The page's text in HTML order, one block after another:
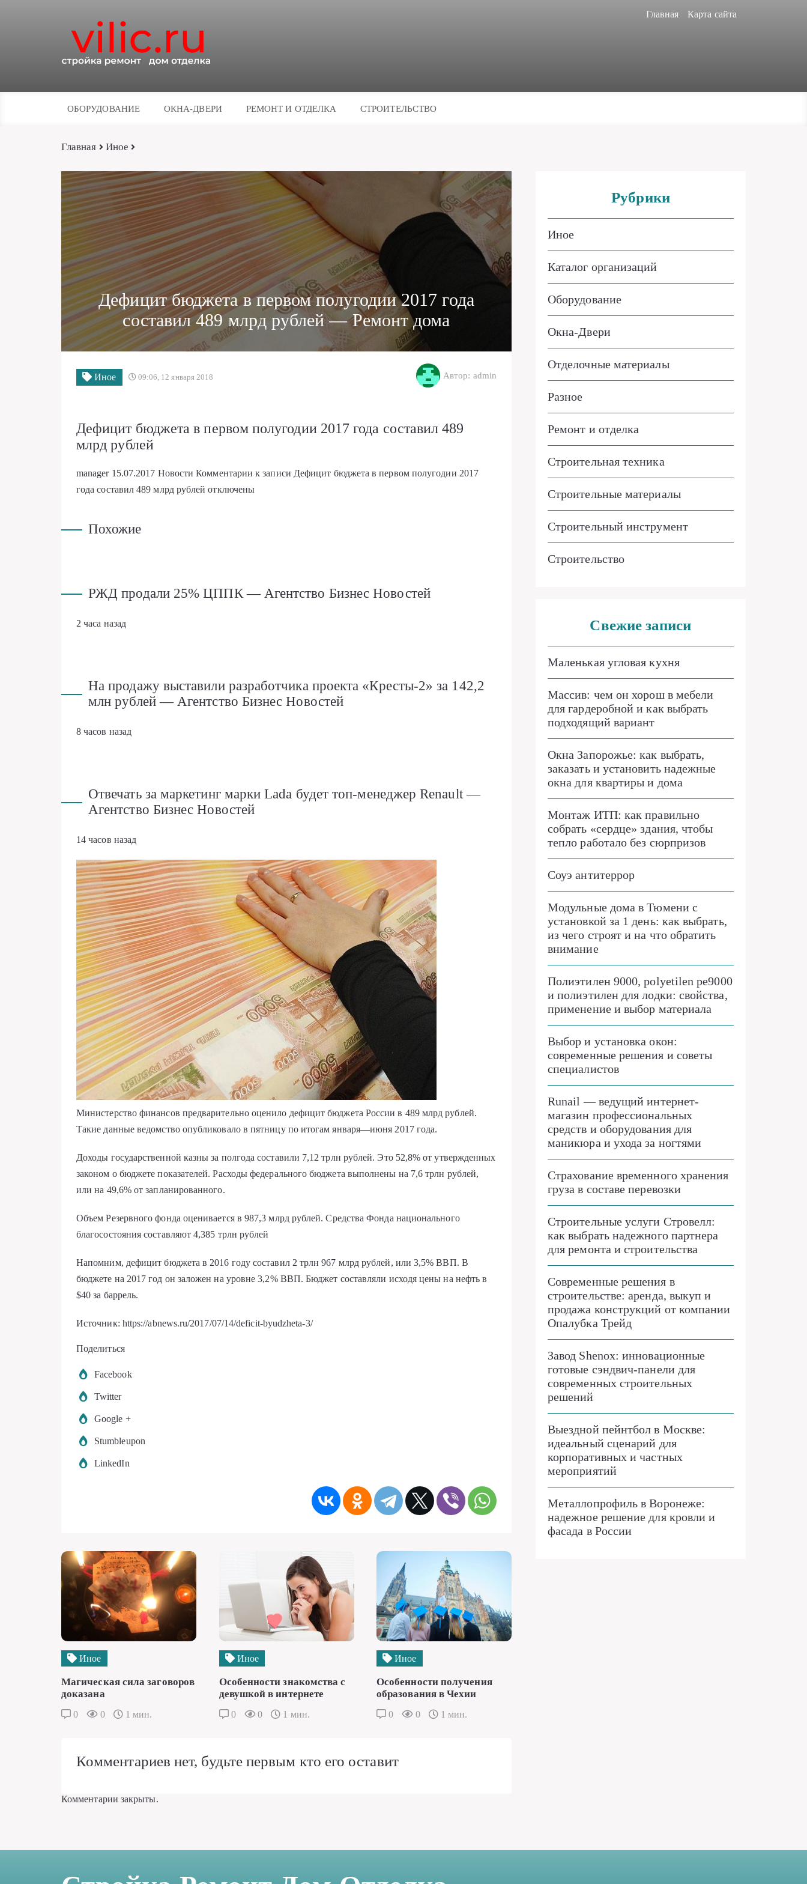
Главная Карта сайта
ОБОРУДОВАНИЕ ОКНА-ДВЕРИ РЕМОНТ И ОТДЕЛКА СТРОИТЕЛЬСТВО
Главная Иное
Дефицит бюджета в первом полугодии 2017 года
составил 489 млрд рублей — Ремонт дома
Иное 09:06, 12 января 2018 Автор: admin
Дефицит бюджета в первом полугодии 2017 года составил 489
млрд рублей
manager 15.07.2017 Новости Комментариик записи Дефицит бюджета в первом полугодии 2017
года составил 489 млрд рублей отключены
Похожие
РЖД продали 25% ЦППК — Агентство Бизнес Новостей
2 часа назад
На продажу выставили разработчика проекта «Кресты-2» за 142,2
млн рублей — Агентство Бизнес Новостей
8 часов назад
Отвечать за маркетинг марки Lada будет топ-менеджер Renault —
Агентство Бизнес Новостей
14 часов назад
Министерство финансов предварительно оценило дефицит бюджета России в 489 млрд рублей.
Такие данные ведомство опубликовало в пятницу по итогам января—июня 2017 года.
Доходы государственной казны за полгода составили 7,12 трлн рублей. Это 52,8% от утвержденных
законом о бюджете показателей. Расходы федерального бюджета выполнены на 7,6 трлн рублей,
или на 49,6% от запланированного.
Объем Резервного фонда оценивается в 987,3 млрд рублей. Средства Фонда национального
благосостояния составляют 4,385 трлн рублей
Напомним, дефицит бюджета в 2016 году составил 2 трлн 967 млрд рублей, или 3,5% ВВП. В
бюджете на 2017 год он заложен на уровне 3,2% ВВП. Бюджет составляли исходя цены на нефть в
$40 за баррель.
Источник: https://abnews.ru/2017/07/14/deficit-byudzheta-3/
Поделиться
Facebook
Twitter
Google +
Stumbleupon
LinkedIn
Иное
Магическая сила заговоров
доказана
0 0 1 мин.
Иное
Особенности знакомства с
девушкой в интернете
0 0 1 мин.
Иное
Особенности получения
образования в Чехии
0 0 1 мин.
Комментариев нет, будьте первым кто его оставит
Комментарии закрыты.
Рубрики
Иное
Каталог организаций
Оборудование
Окна-Двери
Отделочные материалы
Разное
Ремонт и отделка
Строительная техника
Строительные материалы
Строительный инструмент
Строительство
Свежие записи
Маленькая угловая кухня
Массив: чем он хорош в мебели
для гардеробной и как выбрать
подходящий вариант
Окна Запорожье: как выбрать,
заказать и установить надежные
окна для квартиры и дома
Монтаж ИТП: как правильно
собрать «сердце» здания, чтобы
тепло работало без сюрпризов
Соуэ антитеррор
Модульные дома в Тюмени с
установкой за 1 день: как выбрать,
из чего строят и на что обратить
внимание
Полиэтилен 9000, polyetilen pe9000
и полиэтилен для лодки: свойства,
применение и выбор материала
Выбор и установка окон:
современные решения и советы
специалистов
Runail — ведущий интернет-
магазин профессиональных
средств и оборудования для
маникюра и ухода за ногтями
Страхование временного хранения
груза в составе перевозки
Строительные услуги Стровелл:
как выбрать надежного партнера
для ремонта и строительства
Современные решения в
строительстве: аренда, выкуп и
продажа конструкций от компании
Опалубка Трейд
Завод Shenox: инновационные
готовые сэндвич-панели для
современных строительных
решений
Выездной пейнтбол в Москве:
идеальный сценарий для
корпоративных и частных
мероприятий
Металлопрофиль в Воронеже:
надежное решение для кровли и
фасада в России